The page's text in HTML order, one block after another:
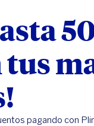
tus
pagando con